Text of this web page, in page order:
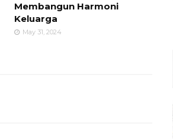
Membangun Harmoni
Keluarga
May 31, 2024